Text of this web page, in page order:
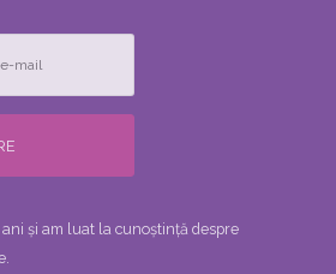
ani și am luat la cunoștință despre